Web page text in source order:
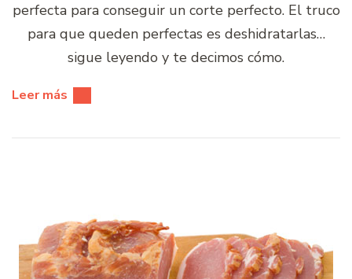
perfecta para conseguir un corte perfecto. El truco
para que queden perfectas es deshidratarlas…
sigue leyendo y te decimos cómo.
Leer más